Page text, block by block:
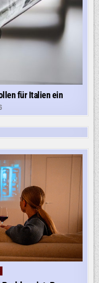
für Italien ein